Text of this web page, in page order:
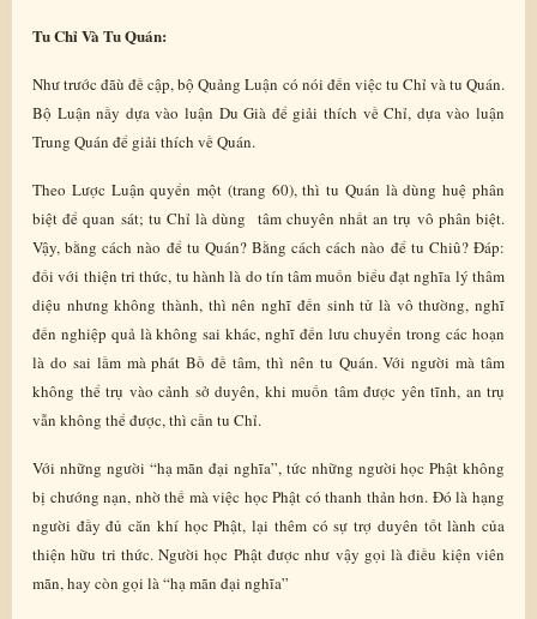
Tu Chỉ Và Tu Quán:
Như trước đãù đề cập, bộ Quảng Luận có nói đến việc tu Chỉ và tu Quán.
Bộ Luận nầy dựa vào luận Du Già để giải thích về Chỉ, dựa vào luận
Trung Quán để giải thích về Quán.
Theo Lược Luận quyển một (trang 60), thì tu Quán là dùng huệ phân
biệt để quan sát; tu Chỉ là dùng tâm chuyên nhất an trụ vô phân biệt.
Vậy, bằng cách nào để tu Quán? Bằng cách cách nào để tu Chiû? Đáp:
đối với thiện tri thức, tu hành là do tín tâm muốn biểu đạt nghĩa lý thâm
diệu nhưng không thành, thì nên nghĩ đến sinh tử là vô thường, nghĩ
đến nghiệp quả là không sai khác, nghĩ đến lưu chuyển trong các hoạn
là do sai lầm mà phát Bồ đề tâm, thì nên tu Quán. Với người mà tâm
không thể trụ vào cảnh sở duyên, khi muốn tâm được yên tĩnh, an trụ
vẫn không thể được, thì cần tu Chỉ.
Với những người “hạ mãn đại nghĩa”, tức những người học Phật không
bị chướng nạn, nhờ thế mà việc học Phật có thanh thản hơn. Đó là hạng
người đầy đủ căn khí học Phật, lại thêm có sự trợ duyên tốt lành của
thiện hữu tri thức. Người học Phật được như vậy gọi là điều kiện viên
mãn, hay còn gọi là “hạ mãn đại nghĩa”